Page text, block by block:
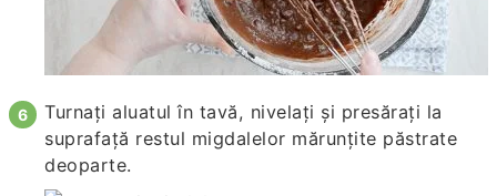
Turnați aluatul în tavă, nivelați și presărați la
suprafață restul migdalelor mărunțite păstrate
deoparte.